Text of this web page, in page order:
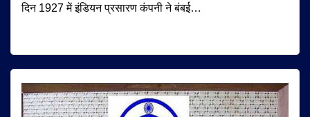
दिन 1927 में इंडियन प्रसारण कंपनी ने बंबई…